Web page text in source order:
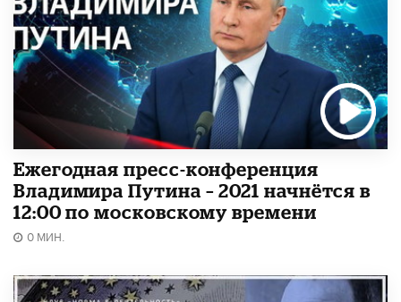
Ежегодная пресс-конференция
Владимира Путина – 2021 начнётся в
12:00 по московскому времени
0 МИН.